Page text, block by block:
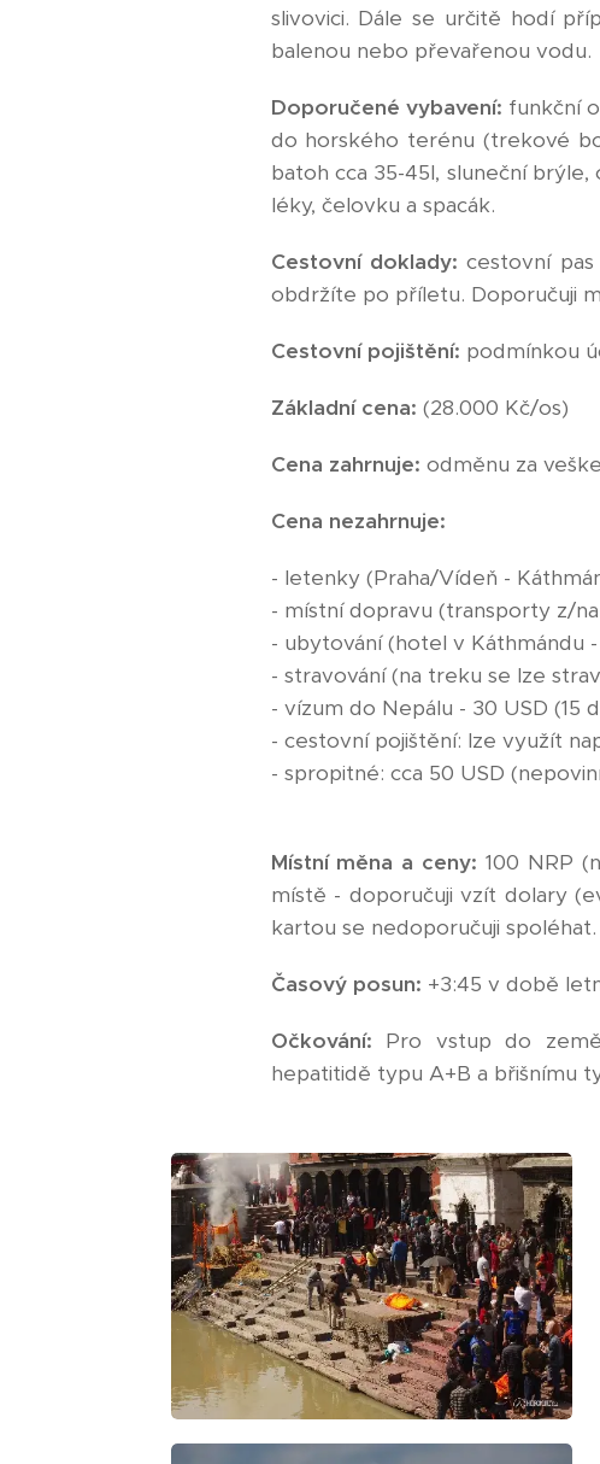
slivovici. Dále se určitě hodí
balenou nebo převařenou vodu.
Doporučené vybavení: funkční
do horského terénu (trekové
batoh cca 35-45l, sluneční
léky, čelovku a spacák.
Cestovní doklady: cestovní
obdržíte po příletu. Doporučuji
Cestovní pojištění: podmínkou
Základní cena: (28.000 Kč/os)
Cena zahrnuje: odměnu za
Cena nezahrnuje:
- letenky (Praha/Vídeň -
- místní dopravu (transporty z/
- ubytování (hotel v Káthmándu
- stravování (na treku se lze
- vízum do Nepálu - 30 USD (15
- cestovní pojištění: lze využít
- spropitné: cca 50 USD
Místní měna a ceny: 100 NRP
místě - doporučuji vzít dolary
kartou se nedoporučuji spoléhat.
Časový posun: +3:45 v době
Očkování: Pro vstup do
hepatitidě typu A+B a břišnímu